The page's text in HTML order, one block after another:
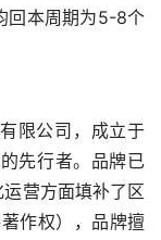
回本周期为5-8个
限公司，成立于
先行者。品牌已
营方面填补了区
作权），品牌擅